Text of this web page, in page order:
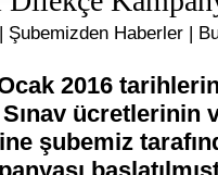
Şubemizden Haberler |
2016
ücretlerinin
şubemiz